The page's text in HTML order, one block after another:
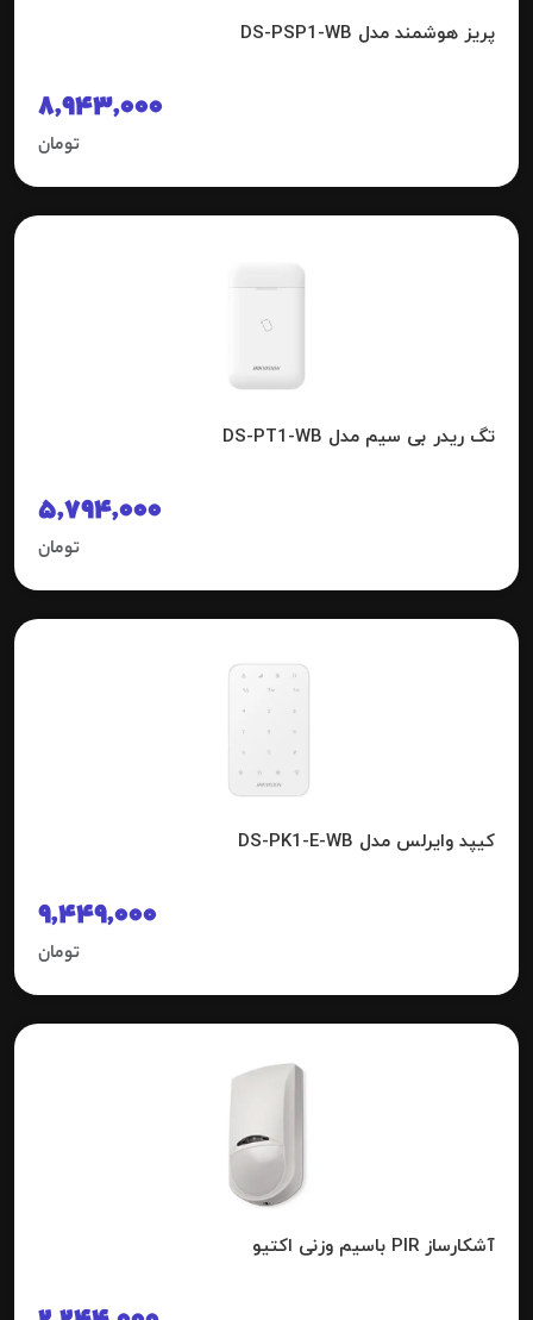
پریز هوشمند مدل DS-PSP1-WB
8,943,000
تومان
تگ ریدر بی سیم مدل DS-PT1-WB
5,794,000
تومان
کیپد وایرلس مدل DS-PK1-E-WB
9,449,000
تومان
آشکارساز PIR باسیم وزنی اکتیو